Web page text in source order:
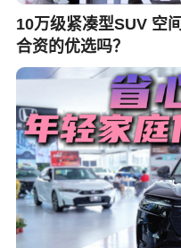
10万级紧凑型SUV 空
合资的优选吗？